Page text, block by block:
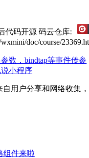
代码开源 码云仓库:
doc/course/
参数，bindtap等事件传参
说小程序
用户分享和网络收集
组件来啦